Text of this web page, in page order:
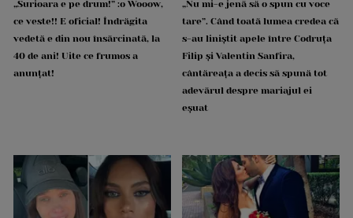
„Surioara e pe drum!” :o Wooow,
ce veste!! E oficial! Îndrăgita
vedetă e din nou însărcinată, la
40 de ani! Uite ce frumos a
anunțat!
„Nu mi-e jenă să o spun cu voce
tare”. Când toată lumea credea că
s-au liniștit apele între Codruța
Filip și Valentin Sanfira,
cântăreața a decis să spună tot
adevărul despre mariajul ei
eșuat